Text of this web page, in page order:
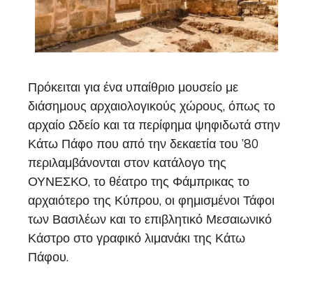
Πρόκειται για ένα υπαίθριο μουσείο με
διάσημους αρχαιολογικούς χώρους, όπως το
αρχαίο Ωδείο και τα περίφημα ψηφιδωτά στην
Κάτω Πάφο που από την δεκαετία του ’80
περιλαμβάνονται στον κατάλογο της
ΟΥΝΕΣΚΟ, το θέατρο της Φάμπρικας το
αρχαιότερο της Κύπρου, οι φημισμένοι Τάφοι
των Βασιλέων και το επιβλητικό Μεσαιωνικό
Κάστρο στο γραφικό λιμανάκι της Κάτω
Πάφου.